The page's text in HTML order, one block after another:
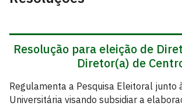
Resolução para eleição de
Diretor(a) de
Regulamenta a Pesquisa Eleitoral junto
Universitária visando subsidiar a